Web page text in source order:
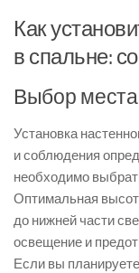
Как
в спальне:
Выбор
Установка
и соблюдения
необходимо
Оптимальная
до нижней части
освещение и
Если вы